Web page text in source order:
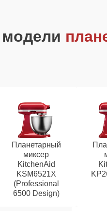
Планетарный
миксер
KitchenAid
KSM6521X
(Professional
6500 Design)